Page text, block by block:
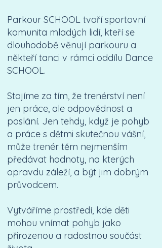
Parkour SCHOOL tvoří sportovní
komunita mladých lidí, kteří se
dlouhodobě věnují parkouru a
někteří tanci v rámci oddílu Dance
SCHOOL.
Stojíme za tím, že trenérství není
jen práce, ale odpovědnost a
poslání. Jen tehdy, když je pohyb
a práce s dětmi skutečnou vášní,
může trenér těm nejmenším
předávat hodnoty, na kterých
opravdu záleží, a být jim dobrým
průvodcem.
Vytváříme prostředí, kde děti
mohou vnímat pohyb jako
přirozenou a radostnou součást